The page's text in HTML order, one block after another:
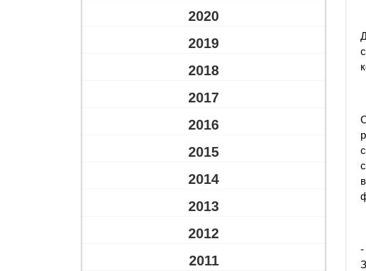
2020
2019
2018
2017
2016
2015
2014
2013
2012
2011
-